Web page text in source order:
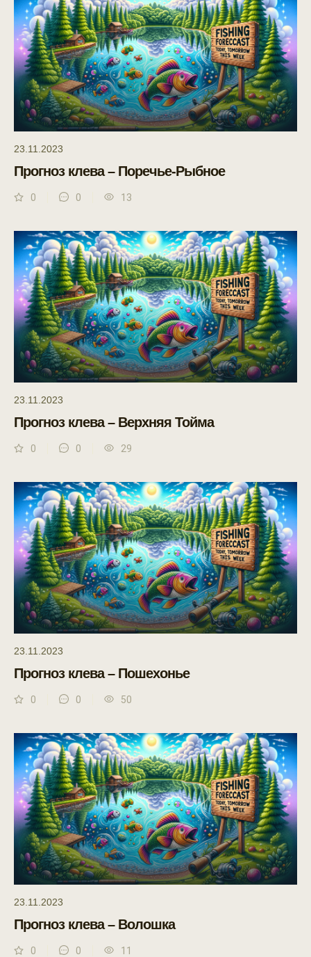
23.11.2023
Прогноз клева – Поречье-Рыбное
0 0 13
23.11.2023
Прогноз клева – Верхняя Тойма
0 0 29
23.11.2023
Прогноз клева – Пошехонье
0 0 50
23.11.2023
Прогноз клева – Волошка
0 0 11